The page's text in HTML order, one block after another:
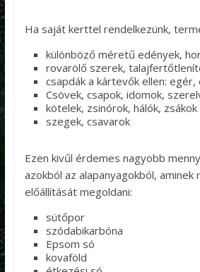
Ha saját kerttel rendelkezünk,
különböző méretű edények,
rovarölő szerek,
csapdák a kártevők ellen:
Csövek, csapok, idomok,
kötelek, zsinórok, hálók, zsákok
szegek, csavarok
Ezen kivűl érdemes nagyobb
azokból az alapanyagokból, aminek
előállítását megoldani:
sütőpor
szódabikarbóna
Epsom só
kovaföld